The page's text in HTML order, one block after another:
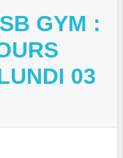
GYM :
03